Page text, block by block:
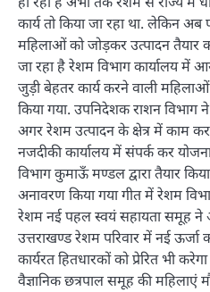
कार्य तो किया जा रहा था. लेकिन
महिलाओं को जोड़कर उत्पादन तैयार
जा रहा है रेशम विभाग कार्यालय में
जुड़ी बेहतर कार्य करने वाली महिलाओं
किया गया. उपनिदेशक राशन विभाग
अगर रेशम उत्पादन के क्षेत्र में काम
नजदीकी कार्यालय में संपर्क कर
विभाग कुमाऊँ मण्डल द्वारा तैयार
अनावरण किया गया गीत में रेशम
रेशम नई पहल स्वयं सहायता समूह ने
उत्तराखण्ड रेशम परिवार में नई
कार्यरत हितधारकों को प्रेरित भी
वैज्ञानिक छत्रपाल समूह की महिलाएं